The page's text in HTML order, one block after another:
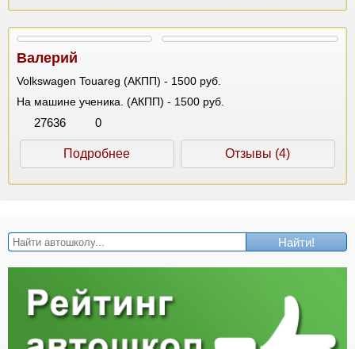
Валерий
Volkswagen Touareg (АКПП) - 1500 руб.
На машине ученика. (АКПП) - 1500 руб.
27636 0
Подробнее Отзывы (4)
Найти!